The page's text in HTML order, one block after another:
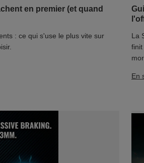
en premier (et quand
: ce qui s'use le plus vite sur
La
finit
En